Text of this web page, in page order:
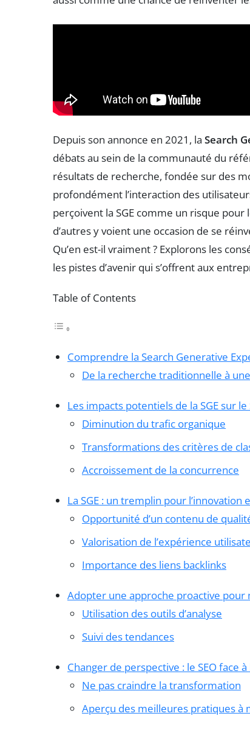
Depuis son annonce en 2021, la Search
débats au sein de la communauté du
résultats de recherche, fondée sur des
profondément l’interaction des
perçoivent la SGE comme un risque pour
d’autres y voient une occasion de se
Qu’en est-il vraiment ? Explorons les
les pistes d’avenir qui s’offrent aux
Table of Contents
Comprendre la Search Generative
De la recherche traditionnelle à
Les impacts potentiels de la SGE sur le
Diminution du trafic organique
Transformations des critères de
Accroissement de la concurrence
La SGE : un tremplin pour l’innovation
Opportunité d’un contenu de
Valorisation de l’expérience
Importance des liens backlinks
Adopter une approche proactive pour
Utilisation des outils d’analyse
Suivi des tendances
Changer de perspective : le SEO face à
Ne pas craindre la transformation
Aperçu des meilleures pratiques